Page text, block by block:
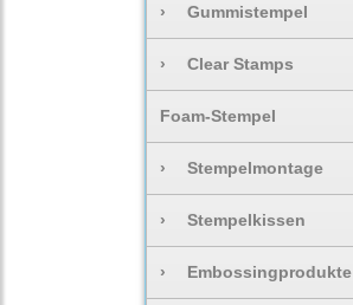
› Gummistempel
› Clear Stamps
Foam-Stempel
› Stempelmontage
› Stempelkissen
› Embossingprodukte